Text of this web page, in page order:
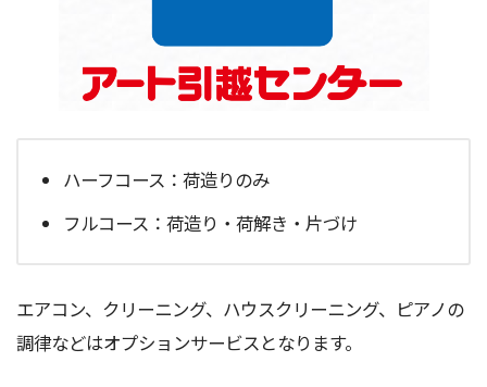
ハーフコース：荷造りのみ
フルコース：荷造り・荷解き・片づけ
エアコン、クリーニング、ハウスクリーニング、ピアノの
調律などはオプションサービスとなります。